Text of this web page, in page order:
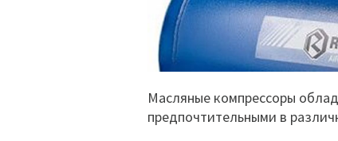
Масляные компрессоры
предпочтительными в